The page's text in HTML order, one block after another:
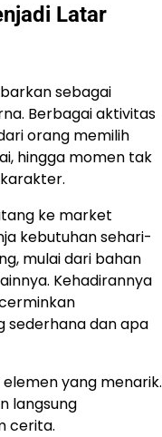
Latar
sebagai
Berbagai aktivitas
orang memilih
hingga momen tak
ke market
kebutuhan sehari-
mulai dari bahan
Kehadirannya
sederhana dan apa
elemen yang menarik.
langsung
cerita.